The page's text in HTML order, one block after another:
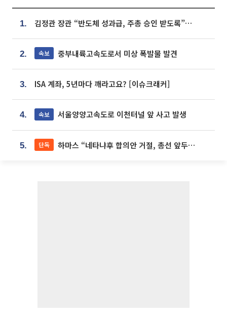
1. 김정관 장관 “반도체 성과급, 주총 승인 받도록”…상법·자본시장법 개정 시사
2. 속보 중부내륙고속도로서 미상 폭발물 발견
3. ISA 계좌, 5년마다 깨라고요? [이슈크래커]
4. 속보 서울양양고속도로 이천터널 앞 사고 발생
5. 단독 하마스 “네타냐후 합의안 거절, 총선 앞두고 시간 끌기”